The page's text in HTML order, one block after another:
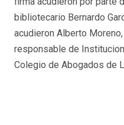
bibliotecario Bernardo
acudieron Alberto
responsable de
Colegio de Abogados de